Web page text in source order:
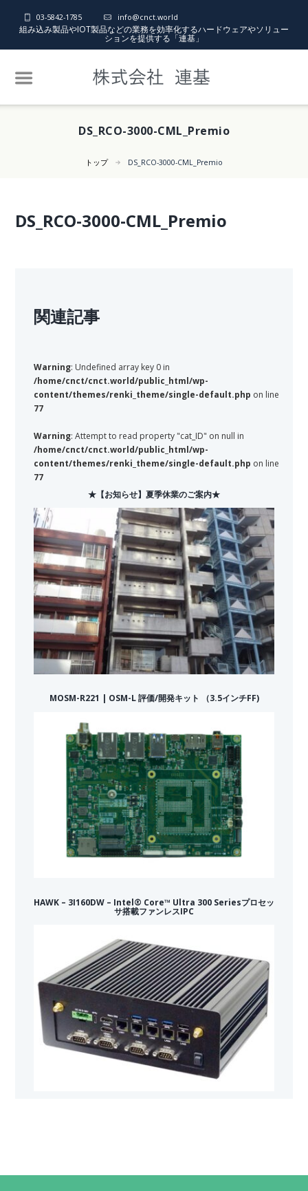
03-5842-1785 info@cnct.world
組み込み製品やIOT製品などの業務を効率化するハードウェアやソリュー
ションを提供する「連基」
DS_RCO-3000-CML_Premio
トップ DS_RCO-3000-CML_Premio
DS_RCO-3000-CML_Premio
関連記事
Warning: Undefined array key 0 in
/home/cnct/cnct.world/public_html/wp-
content/themes/renki_theme/single-default.php on line
77
Warning: Attempt to read property "cat_ID" on null in
/home/cnct/cnct.world/public_html/wp-
content/themes/renki_theme/single-default.php on line
77
★【お知らせ】夏季休業のご案内★
MOSM-R221 | OSM-L 評価/開発キット （3.5インチFF)
HAWK – 3I160DW – Intel® Core™ Ultra 300 Seriesプロセッ
サ搭載ファンレスIPC